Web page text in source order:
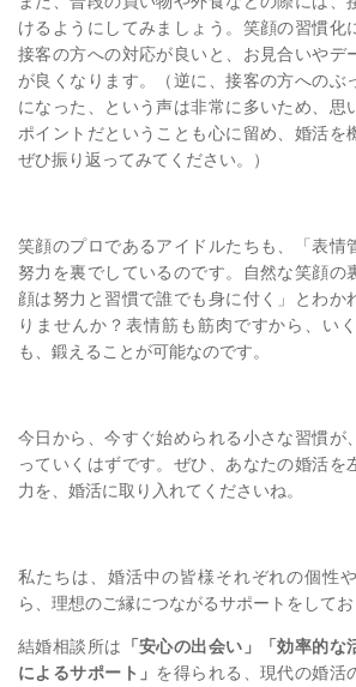
けるようにしてみましょう。笑顔の習慣化
接客の方への対応が良いと、お見合いやデ
が良くなります。（逆に、接客の方へのぶ
になった、という声は非常に多いため、思
ポイントだということも心に留め、婚活を
ぜひ振り返ってみてください。）
笑顔のプロであるアイドルたちも、「表情
努力を裏でしているのです。自然な笑顔の
顔は努力と習慣で誰でも身に付く」とわか
りませんか？表情筋も筋肉ですから、い
も、鍛えることが可能なのです。
今日から、今すぐ始められる小さな習慣が
っていくはずです。ぜひ、あなたの婚活を
力を、婚活に取り入れてくださいね。
私たちは、婚活中の皆様それぞれの個性
ら、理想のご縁につながるサポートをしてお
結婚相談所は 「安心の出会い」「効率的
によるサポート」 を得られる、現代の婚活